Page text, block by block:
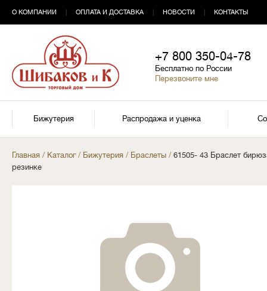
О КОМПАНИИ ОПЛАТА И ДОСТАВКА НОВОСТИ КОНТАКТЫ
+7 800 350-04-78
Бесплатно по России
Перезвоните мне
Бижутерия Распродажа и уценка
Главная / Каталог/ Бижутерия / Браслеты / 61505- 43 Браслет
резинке